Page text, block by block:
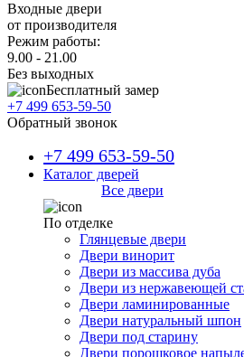
Входные двери
от производителя
Режим работы:
9.00 - 21.00
Без выходных
Бесплатный замер
+7 499 653-59-50
Обратный звонок
+7 499 653-59-50
Каталог дверей
Все двери
По отделке
Глянцевые двери
Двери винорит
Двери из массива дуба
Двери из нержавеющей
Двери ламинированные
Двери натуральный шпон
Двери под старину
Двери порошковое